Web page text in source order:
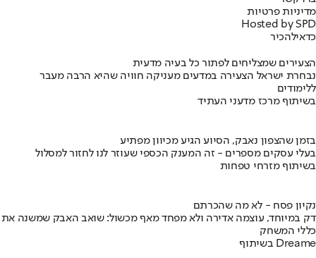
מדיניות פרטיות
Hosted by SPD
כדאילהכיר
הצעירים שמצליחים לפתור כל בעיה מדעית
נבחרת ישראל הצעירה במדעים מעניקה חוויה שהיא הרבה מעבר
ללימודים
בשיתוף מרכז מדעני העתיד
בזמן שהצפון נאבק, הסיוע הגיע מכיוון מפתיע
בעלי עסקים מספרים - זה המענק הכספי שעוזר לנו לחזור למסלול
בשיתוף מזרחי טפחות
נקיון פסח - לא מה שהכרתם
דק במיוחד, עוצמה אדירה ולא מפחד מאף מכשול: שואב האבק שמשנה את
כללי המשחק
בשיתוף Dreame